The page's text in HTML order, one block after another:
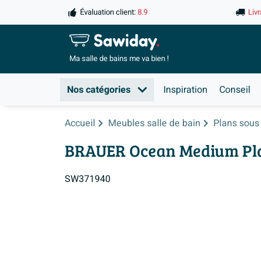
Évaluation client:8.9
Ma salle debains me va bien !
Nos catégories Inspiration Conseil
Accueil Meubles salle de bain Plans
BRAUER Ocean Medium
SW371940